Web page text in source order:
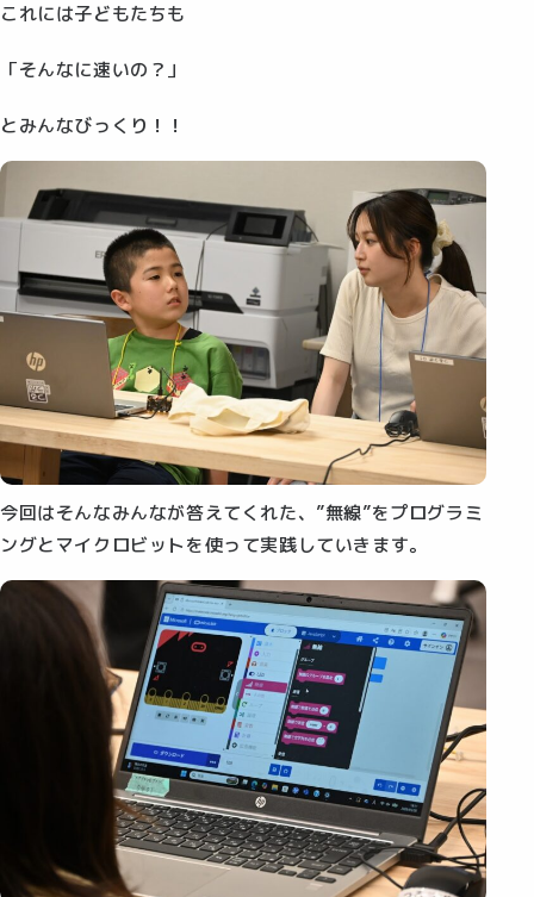
これには子どもたちも
「そんなに速いの？」
とみんなびっくり！！
今回はそんなみんなが答えてくれた、”無線”をプログラミ
ングとマイクロビットを使って実践していきます。